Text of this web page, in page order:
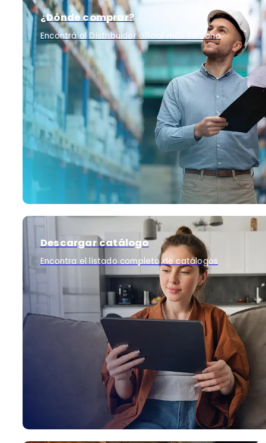
¿Dónde comprar?
Encontrá al Distribuidor oficial más cercano
Descargar catálogo
Encontra el listado completo de catálogos